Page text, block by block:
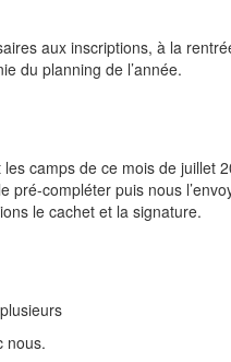
aux inscriptions, à la
du planning de l’année.
camps de ce mois de juillet
pré-compléter puis nous
le cachet et la signature.
nous.